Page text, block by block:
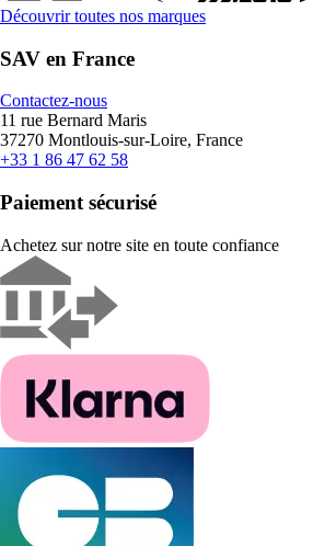
Découvrir toutes nos marques
SAV en France
Contactez-nous
11 rue Bernard Maris
37270 Montlouis-sur-Loire, France
+33 1 86 47 62 58
Paiement sécurisé
Achetez sur notre site en toute confiance